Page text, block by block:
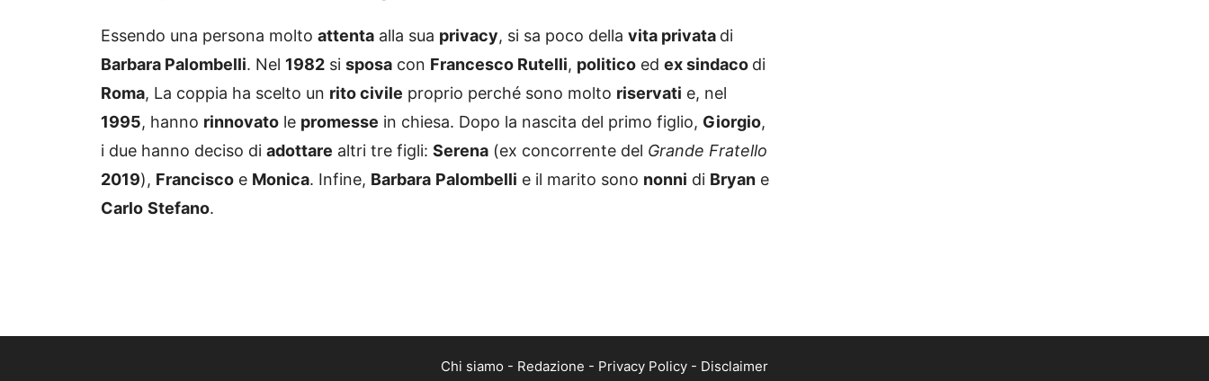
Essendo una persona molto attenta alla sua privacy , si sa poco della vita privata
di
Barbara Palombelli . Nel 1982 si Francesco Rutelli politico ed ex sindaco
di
Roma
, La coppia ha scelto un rito civile proprio perché sono molto riservati e, nel
1995 , hanno rinnovato le in chiesa. Dopo la nascita del primo figlio, Giorgio
i due hanno deciso di
adottare altri tre figli: Serena (ex concorrente del Grande Fratello
2019), Francisco Monica . Infine, Barbara Palombelli e il marito sono nonni di Bryan
Carlo
Stefano
Chi siamo Redazione Privacy Policy Disclaimer